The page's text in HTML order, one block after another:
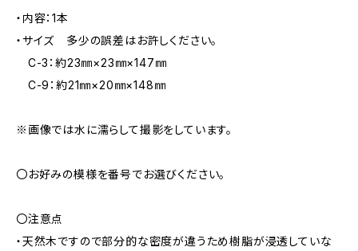
・内容：1本
・サイズ 多少の誤差はお許しください。
C-3：約23㎜×23㎜×147㎜
C-9：約21㎜×20㎜×148㎜
※画像では水に濡らして撮影をしています。
〇お好みの模様を番号でお選びください。
〇注意点
・天然木ですので部分的な密度が違うため樹脂が浸透していな